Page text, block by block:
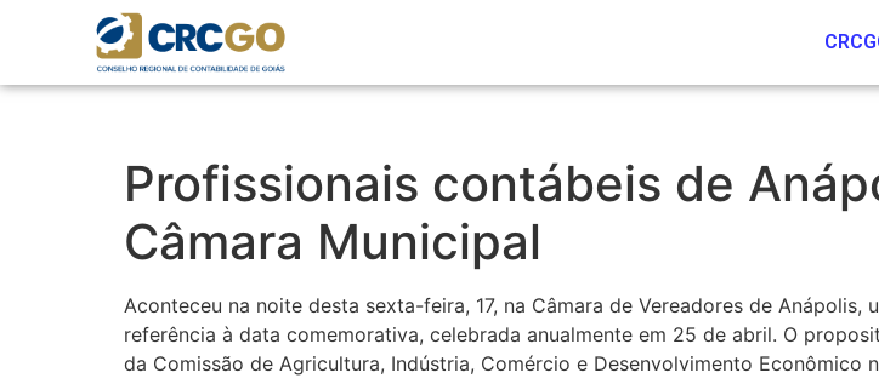
Profissionais contábeis de
Câmara Municipal
Aconteceu na noite desta sexta-feira, 17, na Câmara de Vereadores de
referência à data comemorativa, celebrada anualmente em 25 de abril. O
da Comissão de Agricultura, Indústria, Comércio e Desenvolvimento Econômico